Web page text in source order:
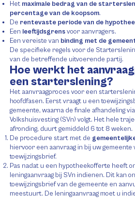
Het maximale bedrag van de
percentage van de koopsom.
De rentevaste periode van de
Een leeftijdsgrensvoor aanvragers.
Een vereiste van binding met de
De specifieke regels voor de
van de betreffende uitvoerende partij.
Hoe werkt het
een starterslening?
Het aanvraagproces voor een
hoofdfasen. Eerst vraagt u een
gemeente, waarna de finale afhandeling
Volkshuisvesting (SVn) volgt. Het hele
afronding, duurt gemiddeld 6 tot 8 weken.
De procedure start met de
hiervoor een aanvraag in bij uw gemeente
toewijzingsbrief.
Pas nadat u een hypotheekofferte heeft
leningaanvraag bij SVn indienen. Dit kan
toewijzingsbrief van de gemeente en
meestuurt. De leningaanvraag moet u